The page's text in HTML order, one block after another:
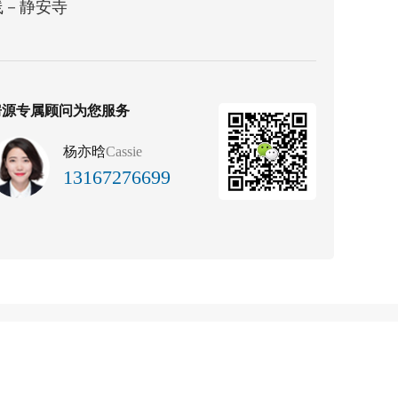
－静安寺
专属顾问为您服务
杨亦晗Cassie
13167276699